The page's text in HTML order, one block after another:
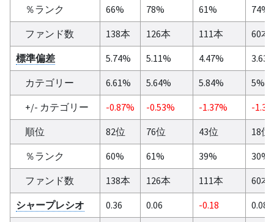
％ランク
66% 78% 61%
74%
ファンド数
138本 126本 111本
60本
標準偏差
5.74% 5.11% 4.47%
カテゴリー
6.61% 5.64% 5.84%
5%
+/- カテゴリー
-0.87% -0.53% -1.37%
-
順位
82位 76位 43位
18位
％ランク
60% 61% 39%
30%
ファンド数
138本 126本 111本
60本
シャープレシオ
0.36 0.06 -0.18
0.08